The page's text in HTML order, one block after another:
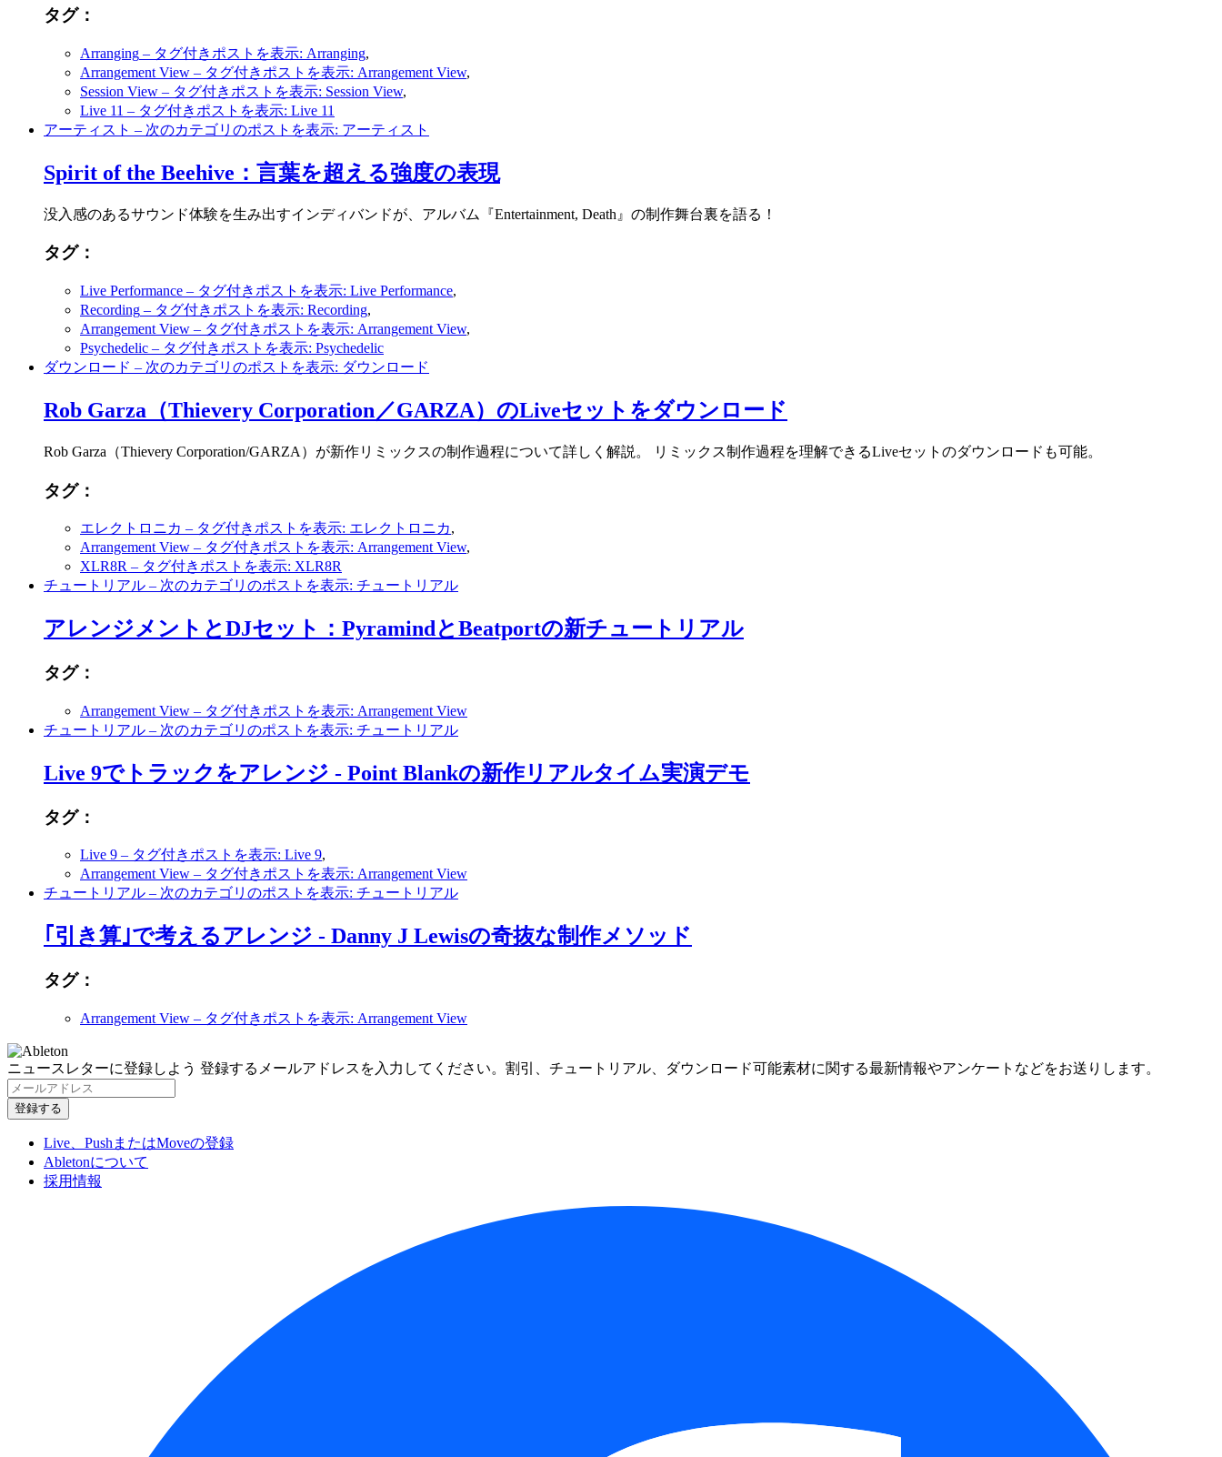
タグ：
Arranging – タグ付きポストを表示: Arranging,
Arrangement View – タグ付きポストを表示: Arrangement View,
Session View – タグ付きポストを表示: Session View,
Live 11 – タグ付きポストを表示: Live 11
アーティスト – 次のカテゴリのポストを表示: アーティスト
Spirit of the Beehive：言葉を超える強度の表現
没入感のあるサウンド体験を生み出すインディバンドが、アルバム『Entertainment, Death』の制作舞台裏を語る！
タグ：
Live Performance – タグ付きポストを表示: Live Performance,
Recording – タグ付きポストを表示: Recording,
Arrangement View – タグ付きポストを表示: Arrangement View,
Psychedelic – タグ付きポストを表示: Psychedelic
ダウンロード – 次のカテゴリのポストを表示: ダウンロード
Rob Garza（Thievery Corporation／GARZA）のLiveセットをダウンロード
Rob Garza（Thievery Corporation/GARZA）が新作リミックスの制作過程について詳しく解説。 リミックス制作過程を理解できるLiveセットのダウンロードも可能。
タグ：
エレクトロニカ – タグ付きポストを表示: エレクトロニカ,
Arrangement View – タグ付きポストを表示: Arrangement View,
XLR8R – タグ付きポストを表示: XLR8R
チュートリアル – 次のカテゴリのポストを表示: チュートリアル
アレンジメントとDJセット：PyramindとBeatportの新チュートリアル
タグ：
Arrangement View – タグ付きポストを表示: Arrangement View
チュートリアル – 次のカテゴリのポストを表示: チュートリアル
Live 9でトラックをアレンジ - Point Blankの新作リアルタイム実演デモ
タグ：
Live 9 – タグ付きポストを表示: Live 9,
Arrangement View – タグ付きポストを表示: Arrangement View
チュートリアル – 次のカテゴリのポストを表示: チュートリアル
｢引き算｣で考えるアレンジ - Danny J Lewisの奇抜な制作メソッド
タグ：
Arrangement View – タグ付きポストを表示: Arrangement View
ニュースレターに登録しよう 登録するメールアドレスを入力してください。割引、チュートリアル、ダウンロード可能素材に関する最新情報やアンケートなどをお送りします。
Live、PushまたはMoveの登録
Abletonについて
採用情報